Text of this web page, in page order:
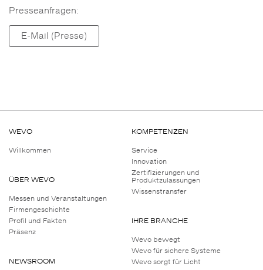
Presseanfragen:
E-Mail (Presse)
WEVO
Willkommen
ÜBER WEVO
Messen und Veranstaltungen
Firmengeschichte
Profil und Fakten
Präsenz
NEWSROOM
KOMPETENZEN
Service
Innovation
Zertifizierungen und
Produktzulassungen
Wissenstransfer
IHRE BRANCHE
Wevo bewegt
Wevo für sichere Systeme
Wevo sorgt für Licht